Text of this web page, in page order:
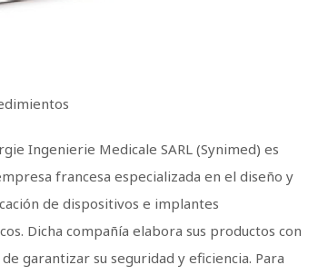
Ingenierie Medicale SARL (Synimed) es
francesa especializada en el diseño y
de dispositivos e implantes
Dicha compañía elabora sus productos con
garantizar su seguridad y eficiencia. Para